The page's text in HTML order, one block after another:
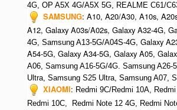
4G, OP A5X 4G/A5X 5G, REALME C61/
SAMSUNG: A10, A20/A30, A10s,
A12, Galaxy A03s/A02s, Galaxy A32-4G,
4G, Samsung A13-5G/A04S-4G, Galaxy
A54-5G, Galaxy A34-5G, Galaxy A05,
A06, Samsung A16-5G/4G. Samsung A26-
Ultra, Samsung S25 Ultra, Samsung A07,
XIAOMI: Redmi 9C/Redmi 10A,
Redmi 10C, Redmi Note 12 4G, Redmi